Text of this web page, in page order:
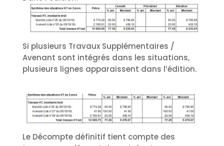
Si plusieurs Travaux Supplémentaires /
Avenant sont intégrés dans les situations,
plusieurs lignes apparaissent dans l’édition.
Le Décompte définitif tient compte des